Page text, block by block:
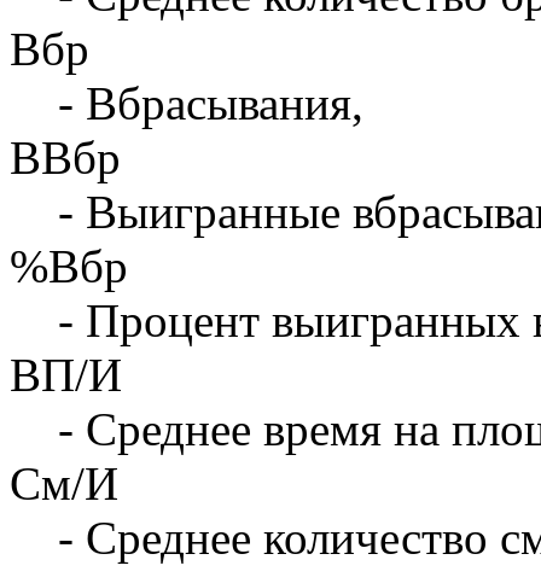
Вбр
- Вбрасывания,
ВВбр
- Выигранные
%Вбр
- Процент выигранных
ВП/И
- Среднее время на
См/И
- Среднее количество